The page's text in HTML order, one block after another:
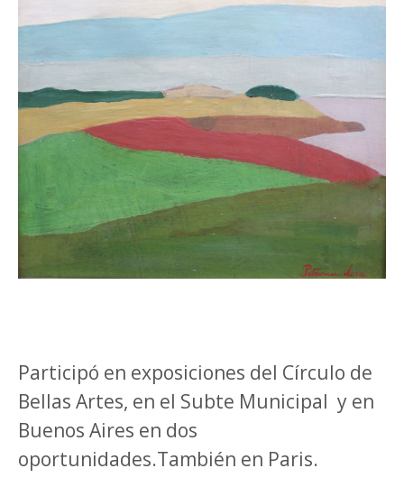
Participó en exposiciones del Círculo de
Bellas Artes, en el Subte Municipal y en
Buenos Aires en dos
oportunidades.También en Paris.